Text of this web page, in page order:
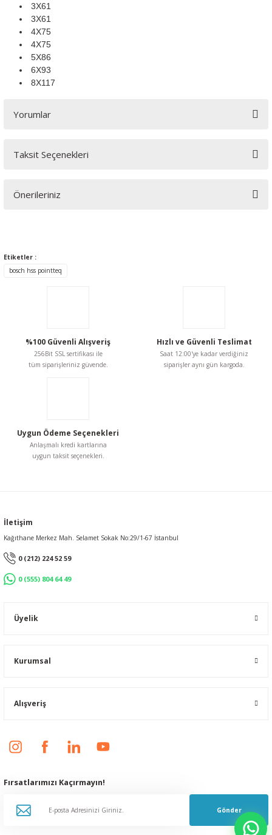
3X61
3X61
4X75
4X75
5X86
6X93
8X117
Yorumlar
Taksit Seçenekleri
Önerileriniz
Görüş ve önerileriniz için teşekkür ederiz.
Ürün fiyatı diğer sitelerden daha pahalı.
Bu ürüne benzer farklı alternatifler olmalı.
Etiketler :
bosch hss pointteq
%100 Güvenli Alışveriş
256Bit SSL sertifikası ile
tüm siparişleriniz güvende.
Hızlı ve Güvenli Teslimat
Saat 12:00'ye kadar verdiğiniz
siparişler aynı gün kargoda.
Uygun Ödeme Seçenekleri
Anlaşmalı kredi kartlarına
uygun taksit seçenekleri.
İletişim
Kağıthane Merkez Mah. Selamet Sokak No:29/1-67 İstanbul
0 (212) 224 52 59
0 (555) 804 64 49
Üyelik
Kurumsal
Alışveriş
Fırsatlarımızı Kaçırmayın!
Gönder